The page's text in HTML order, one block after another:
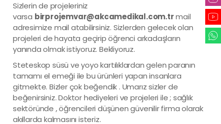
Sizlerin de projeleriniz
varsa birprojemvar@akcamedikal.com.trmail
adresimize mail atabilirsiniz. Sizlerden gelecek olan
projeleri de hayata geçirip öğrenci arkadaşların
yanında olmak istiyoruz. Bekliyoruz.
Steteskop süsü ve yoyo kartılıklardan gelen paranın
tamamı el emeği ile bu ürünleri yapan insanlara
gitmekte. Bizler çok beğendik . Umarız sizler de
beğenirsiniz. Doktor hediyeleri ve projeleri ile ; sağlık
sektöründe , öğrencileri düşünen güvenilir firma olarak
akıllarda kalmasını isteriz.